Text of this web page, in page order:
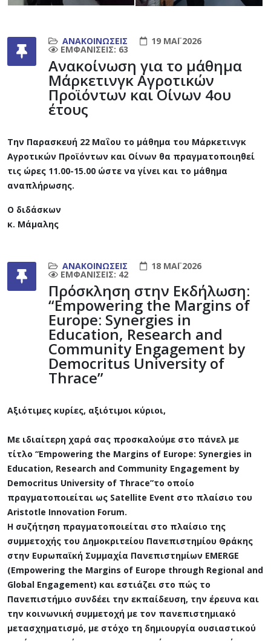
ΑΝΑΚΟΙΝΏΣΕΙΣ 19 ΜΆΙ 2026
ΕΜΦΑΝΊΣΕΙΣ: 63
Ανακοίνωση για το μάθημα
Μάρκετινγκ Αγροτικών
Προϊόντων και Οίνων 4ου
έτους
Την Παρασκευή 22 Μαΐου το μάθημα του Μάρκετινγκ
Αγροτικών Προϊόντων και Οίνων θα πραγματοποιηθεί
τις ώρες 11.00-15.00 ώστε να γίνει και το μάθημα
αναπλήρωσης.
Ο διδάσκων
κ. Μάμαλης
ΑΝΑΚΟΙΝΏΣΕΙΣ 18 ΜΆΙ 2026
ΕΜΦΑΝΊΣΕΙΣ: 42
Πρόσκληση στην Εκδήλωση:
“Empowering the Margins of
Europe: Synergies in
Education, Research and
Community Engagement by
Democritus University of
Thrace”
Αξιότιμες κυρίες, αξιότιμοι κύριοι,
Με ιδιαίτερη χαρά σας προσκαλούμε στο πάνελ με
τίτλο “Empowering the Margins of Europe: Synergies in
Education, Research and Community Engagement by
Democritus University of Thrace”το οποίο
πραγματοποιείται ως Satellite Event στο πλαίσιο του
Aristotle Innovation Forum.
Η συζήτηση πραγματοποιείται στο πλαίσιο της
συμμετοχής του Δημοκριτείου Πανεπιστημίου Θράκης
στην Ευρωπαϊκή Συμμαχία Πανεπιστημίων EMERGE
(Empowering the Margins of Europe through Regional and
Global Engagement) και εστιάζει στο πώς το
Πανεπιστήμιο συνδέει την εκπαίδευση, την έρευνα και
την κοινωνική συμμετοχή με τον πανεπιστημιακό
μετασχηματισμό, με στόχο τη δημιουργία ουσιαστικού